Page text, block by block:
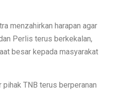
menzahirkan harapan agar
Perlis terus berkekalan,
besar kepada masyarakat
pihak TNB terus berperanan